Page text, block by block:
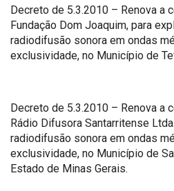
Decreto de 5.3.2010 – Renova a
Fundação Dom Joaquim, para
radiodifusão sonora em ondas
exclusividade, no Município de
Decreto de 5.3.2010 – Renova a
Rádio Difusora Santarritense
radiodifusão sonora em ondas
exclusividade, no Município de
Estado de Minas Gerais.